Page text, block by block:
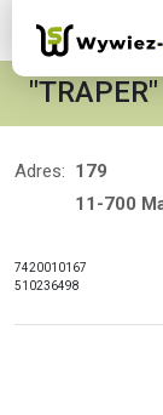
Adres: 179
11-700
7420010167
510236498